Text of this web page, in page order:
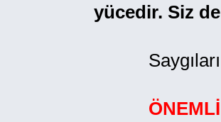
yücedir. Siz